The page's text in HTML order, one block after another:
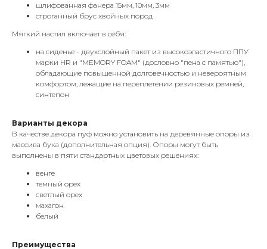
шлифованная фанера 15мм, 10мм, 3мм
строганный брус хвойных пород
Мягкий настил включает в себя:
на сиденье - двухслойный пакет из высокоэластичного ППУ
марки HR и "MEMORY FOAM" (дословно "пена с памятью"),
обладающие повышенной долговечностью и невероятным
комфортом, лежащие на переплетении резиновых ремней,
синтепон
Варианты декора
В качестве декора пуф можно установить на деревянные опоры из
массива бука (дополнительная опция). Опоры могут быть
выполнены в пяти стандартных цветовых решениях:
венге
темный орех
светлый орех
махагон
белый
Преимущества